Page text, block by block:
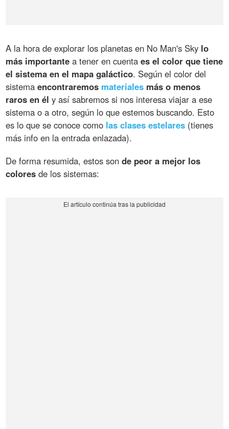
A la hora de explorar los planetas en No Man's Sky lo
más importante a tener en cuentaes el color que tiene
el sistema en el mapa galáctico. Según el color del
sistemaencontraremos materiales más o menos
raros en él y así sabremos si nos interesa viajar a ese
sistema o a otro, según lo que estemos buscando. Esto
es lo que se conoce como las clases estelares (tienes
más info en la entrada enlazada).
De forma resumida, estos sonde peor a mejor los
colores de los sistemas: